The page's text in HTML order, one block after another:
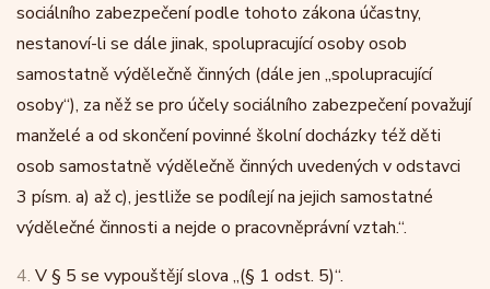
sociálního zabezpečení podle tohoto zákona účastny,
nestanoví-li se dále jinak, spolupracující osoby osob
samostatně výdělečně činných (dále jen „spolupracující
osoby“), za něž se pro účely sociálního zabezpečení považují
manželé a od skončení povinné školní docházky též děti
osob samostatně výdělečně činných uvedených v odstavci
3 písm. a) až c), jestliže se podílejí na jejich samostatné
výdělečné činnosti a nejde o pracovněprávní vztah.“.
4. V § 5 se vypouštějí slova „(§ 1 odst. 5)“.